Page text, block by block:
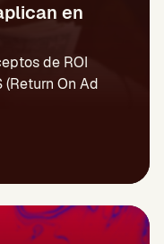
en
de ROI
(Return On Ad